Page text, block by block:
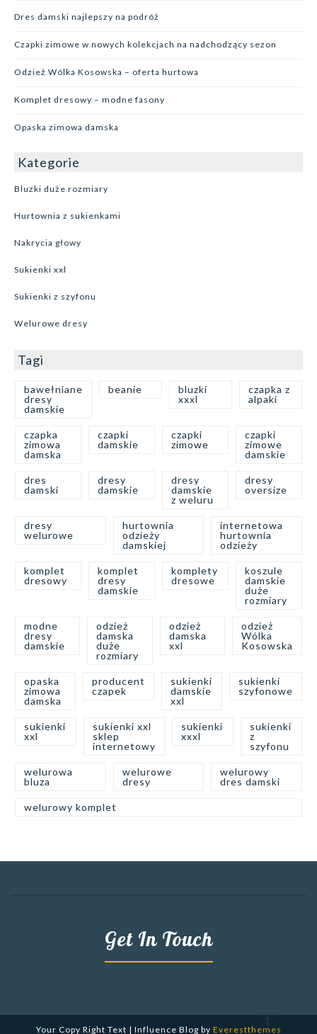
Dres damski najlepszy na podróż
Czapki zimowe w nowych kolekcjach na nadchodzący sezon
Odzież Wólka Kosowska – oferta hurtowa
Komplet dresowy – modne fasony
Opaska zimowa damska
Kategorie
Bluzki duże rozmiary
Hurtownia z sukienkami
Nakrycia głowy
Sukienki xxl
Sukienki z szyfonu
Welurowe dresy
Tagi
bawełniane
dresy
damskie
beanie
bluzki
xxxl
czapka z
alpaki
czapka
zimowa
damska
czapki
damskie
czapki
zimowe
czapki
zimowe
damskie
dres
damski
dresy
damskie
dresy
damskie
z weluru
dresy
oversize
dresy
welurowe
hurtownia
odzieży
damskiej
internetowa
hurtownia
odzieży
komplet
dresowy
komplet
dresy
damskie
komplety
dresowe
koszule
damskie
duże
rozmiary
modne
dresy
damskie
odzież
damska
duże
rozmiary
odzież
damska
xxl
odzież
Wólka
Kosowska
opaska
zimowa
damska
producent
czapek
sukienki
damskie
xxl
sukienki
szyfonowe
sukienki
xxl
sukienki xxl
sklep
internetowy
sukienki
xxxl
sukienki
z
szyfonu
welurowa
bluza
welurowe
dresy
welurowy
dres damski
welurowy komplet
Get In Touch
Your Copy Right Text | Influence Blog by Everestthemes